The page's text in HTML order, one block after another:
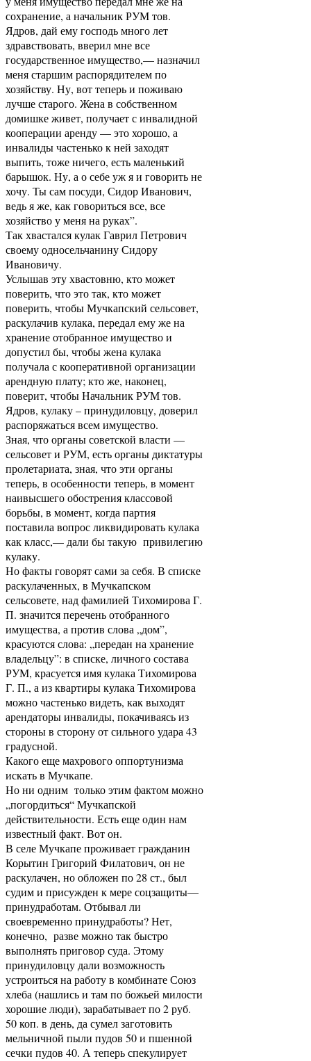
сохранение, а начальник РУМ тов.
Ядров, дай ему господь много лет
здравствовать, вверил мне все
государственное имущество,— назначил
меня старшим распорядителем по
хозяйству. Ну, вот теперь и поживаю
лучше старого. Жена в собственном
домишке живет, получает с инвалидной
кооперации аренду — это хорошо, а
инвалиды частенько к ней заходят
выпить, тоже ничего, есть маленький
барышок. Ну, а о себе уж я и говорить не
хочу. Ты сам посуди, Сидор Иванович,
ведь я же, как говориться все, все
хозяйство у меня на руках”.
Так хвастался кулак Гаврил Петрович
своему односельчанину Сидору
Ивановичу.
Услышав эту хвастовню, кто может
поверить, что это так, кто может
поверить, чтобы Мучкапский сельсовет,
раскулачив кулака, передал ему же на
хранение отобранное имущество и
допустил бы, чтобы жена кулака
получала с кооперативной организации
арендную плату; кто же, наконец,
поверит, чтобы Начальник РУМ тов.
Ядров, кулаку – принудиловцу, доверил
распоряжаться всем имущество.
Зная, что органы советской власти —
сельсовет и РУМ, есть органы диктатуры
пролетариата, зная, что эти органы
теперь, в особенности теперь, в момент
наивысшего обострения классовой
борьбы, в момент, когда партия
поставила вопрос ликвидировать кулака
как класс,— дали бы такую привилегию
кулаку.
Но факты говорят сами за себя. В списке
раскулаченных, в Мучкапском
сельсовете, над фамилией Тихомирова Г.
П. значится перечень отобранного
имущества, а против слова „дом”,
красуются слова: „передан на хранение
владельцу”: в списке, личного состава
РУМ, красуется имя кулака Тихомирова
Г. П., а из квартиры кулака Тихомирова
можно частенько видеть, как выходят
арендаторы инвалиды, покачиваясь из
стороны в сторону от сильного удара 43
градусной.
Какого еще махрового оппортунизма
искать в Мучкапе.
Но ни одним только этим фактом можно
„погордиться“ Мучкапской
действительности. Есть еще один нам
известный факт. Вот он.
В селе Мучкапе проживает гражданин
Корытин Григорий Филатович, он не
раскулачен, но обложен по 28 ст., был
судим и присужден к мере соцзащиты—
принудработам. Отбывал ли
своевременно принудработы? Нет,
конечно, разве можно так быстро
выполнять приговор суда. Этому
принудиловцу дали возможность
устроиться на работу в комбинате Союз
хлеба (нашлись и там по божьей милости
хорошие люди), зарабатывает по 2 руб.
50 коп. в день, да сумел заготовить
мельничной пыли пудов 50 и пшенной
сечки пудов 40. А теперь спекулирует